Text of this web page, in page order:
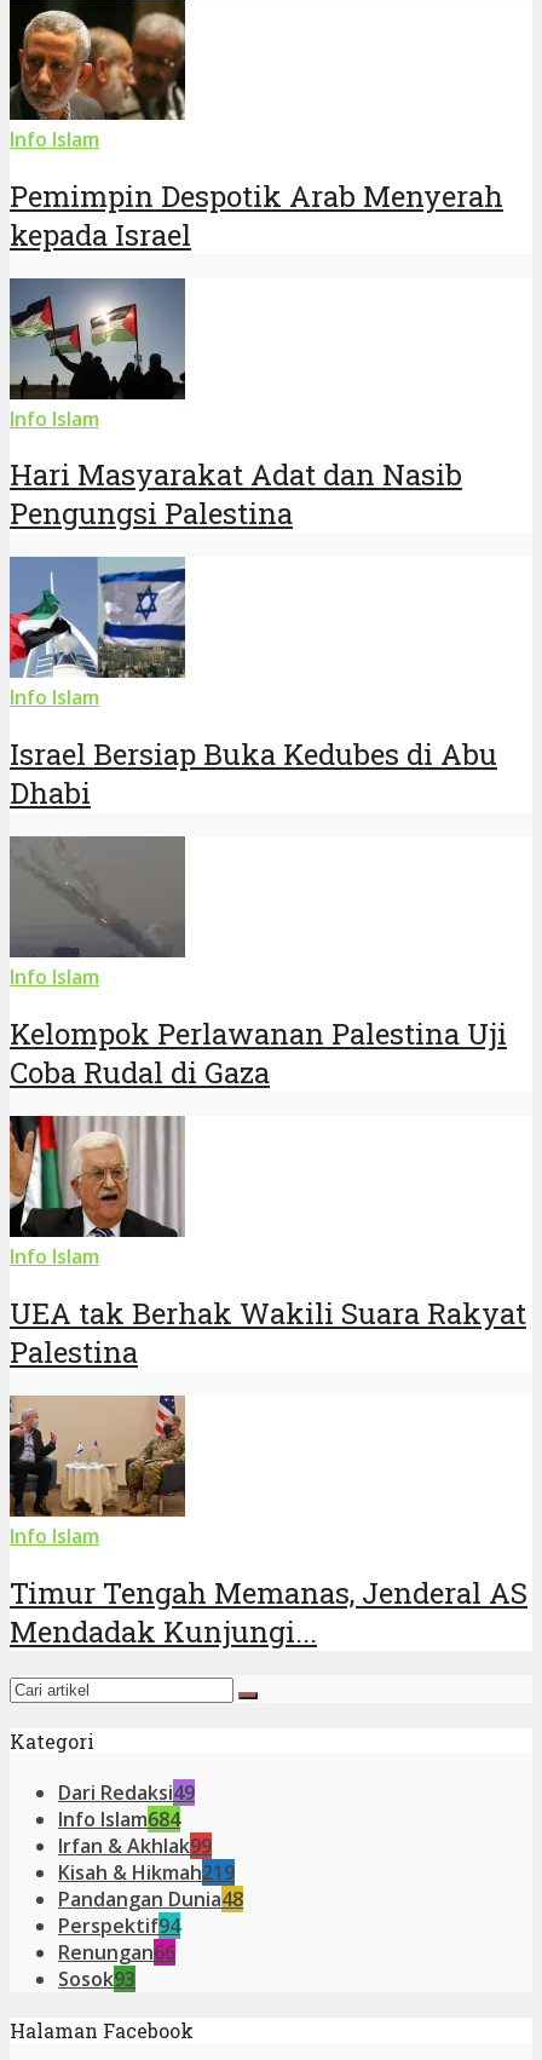
Info Islam
Pemimpin Despotik Arab Menyerah
kepada Israel
Info Islam
Hari Masyarakat Adat dan Nasib
Pengungsi Palestina
Info Islam
Israel Bersiap Buka Kedubes di Abu
Dhabi
Info Islam
Kelompok Perlawanan Palestina Uji
Coba Rudal di Gaza
Info Islam
UEA tak Berhak Wakili Suara Rakyat
Palestina
Info Islam
Timur Tengah Memanas, Jenderal AS
Mendadak Kunjungi...
Kategori
Dari Redaksi49
Info Islam684
Irfan & Akhlak99
Kisah & Hikmah219
Pandangan Dunia48
Perspektif94
Renungan66
Sosok93
Halaman Facebook